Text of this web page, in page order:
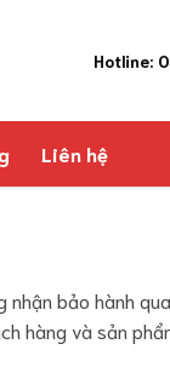
Hotline:
Liên hệ
bảo hành
hàng và sản